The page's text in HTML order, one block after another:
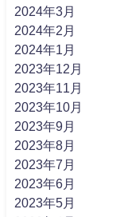
2024年3月
2024年2月
2024年1月
2023年12月
2023年11月
2023年10月
2023年9月
2023年8月
2023年7月
2023年6月
2023年5月